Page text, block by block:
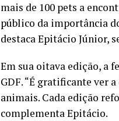
mais de 100 pets a
público da importância
destaca Epitácio Júnior,
Em sua oitava edição, a
GDF. “É gratificante ver
animais. Cada edição
complementa Epitácio.